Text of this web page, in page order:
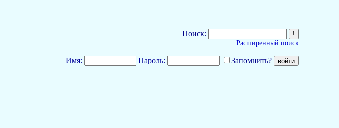
Поиск:
Расширенный поиск
Имя: Пароль: Запомнить?